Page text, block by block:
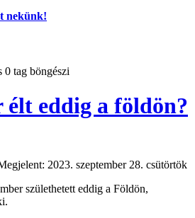
nekünk!
0 tag böngészi
élt eddig a földön?
2023. szeptember 28. csütörtök
születhetett eddig a Földön,